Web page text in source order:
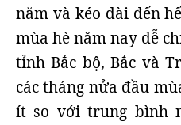
năm và kéo dài đến
mùa hè năm nay dễ
tỉnh Bắc bộ, Bắc và
các tháng nửa đầu
ít so với trung bình